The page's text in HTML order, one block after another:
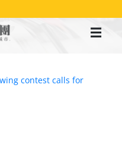
contest calls for